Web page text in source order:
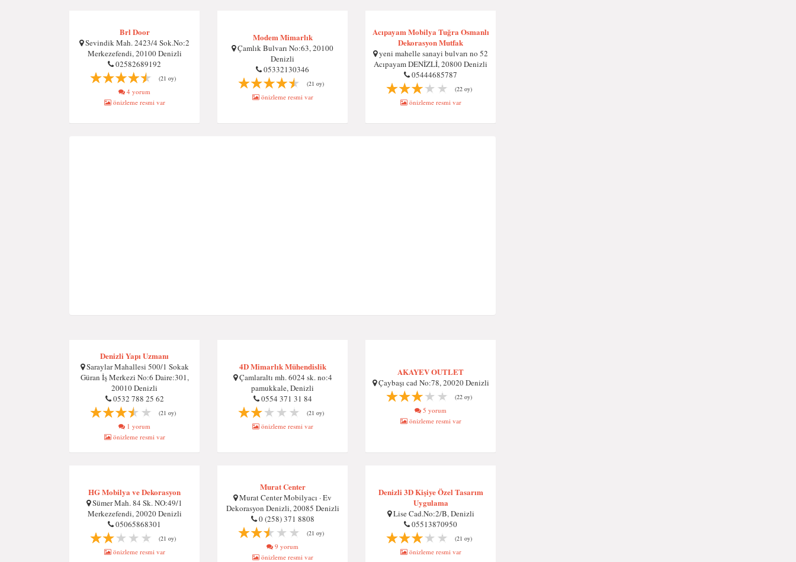
Brl Door
Sevindik Mah. 2423/4 Sok.No:2
Merkezefendi, 20100 Denizli
02582689192
(21 oy)
4 yorum
önizleme resmi var
Modem Mimarlık
Çamlık Bulvarı No:63, 20100
Denizli
05332130346
(21 oy)
önizleme resmi var
Acıpayam Mobilya Tuğra Osmanlı
Dekorasyon Mutfak
yeni mahelle sanayi bulvarı no 52
Acıpayam DENİZLİ, 20800 Denizli
05444685787
(22 oy)
önizleme resmi var
Denizli Yapı Uzmanı
Saraylar Mahallesi 500/1 Sokak
Güran İş Merkezi No:6 Daire:301,
20010 Denizli
0532 788 25 62
(21 oy)
1 yorum
önizleme resmi var
4D Mimarlık Mühendislik
Çamlaraltı mh. 6024 sk. no:4
pamukkale, Denizli
0554 371 31 84
(21 oy)
önizleme resmi var
AKAYEV OUTLET
Çaybaşı cad No:78, 20020 Denizli
(22 oy)
5 yorum
önizleme resmi var
HG Mobilya ve Dekorasyon
Sümer Mah. 84 Sk. NO:49/1
Merkezefendi, 20020 Denizli
05065868301
(21 oy)
önizleme resmi var
Murat Center
Murat Center Mobilyacı · Ev
Dekorasyon Denizli, 20085 Denizli
0 (258) 371 8808
(21 oy)
9 yorum
önizleme resmi var
Denizli 3D Kişiye Özel Tasarım
Uygulama
Lise Cad.No:2/B, Denizli
05513870950
(21 oy)
önizleme resmi var